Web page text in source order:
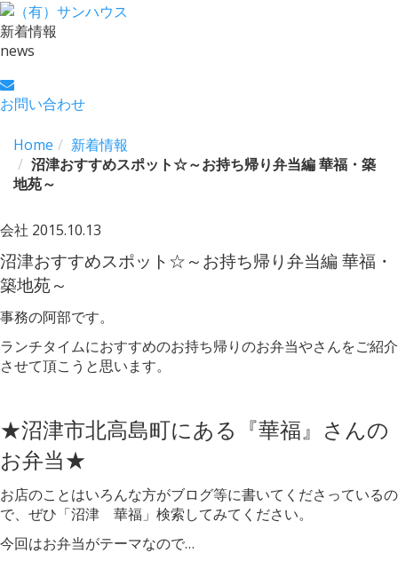
新着情報
news
お問い合わせ
Home
新着情報
沼津おすすめスポット☆～お持ち帰り弁当編 華福・築
地苑～
会社 2015.10.13
沼津おすすめスポット☆～お持ち帰り弁当編 華福・
築地苑～
事務の阿部です。
ランチタイムにおすすめのお持ち帰りのお弁当やさんをご紹介
させて頂こうと思います。
★沼津市北高島町にある『華福』さんの
お弁当★
お店のことはいろんな方がブログ等に書いてくださっているの
で、ぜひ「沼津 華福」検索してみてください。
今回はお弁当がテーマなので…